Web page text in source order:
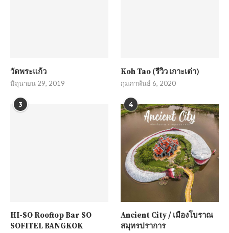
วัดพระแก้ว
มิถุนายน 29, 2019
Koh Tao (รีวิว เกาะเต่า)
กุมภาพันธ์ 6, 2020
3
HI-SO Rooftop Bar SO
SOFITEL BANGKOK
4
Ancient City / เมืองโบราณ
สมุทรปราการ